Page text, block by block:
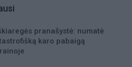
pranašystė: numatė
karo pabaigą